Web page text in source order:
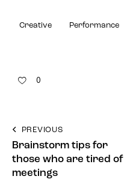
Creative Performance
0
PREVIOUS
Brainstorm tips for
those who are tired of
meetings